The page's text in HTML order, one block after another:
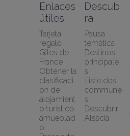
Enlaces
útiles
Tarjeta
regalo
Gîtes de
France
Obtener la
clasificaci
ón de
alojamient
o turístico
amueblad
o
Descub
ra
Pausa
temática
Destinos
principale
s
Liste des
commune
s
Descubrir
Alsacia